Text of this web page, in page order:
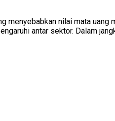
menyebabkan nilai mata uang
antar sektor. Dalam